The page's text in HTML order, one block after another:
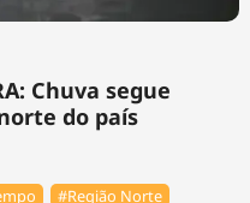
Chuva segue
do país
#Região Norte